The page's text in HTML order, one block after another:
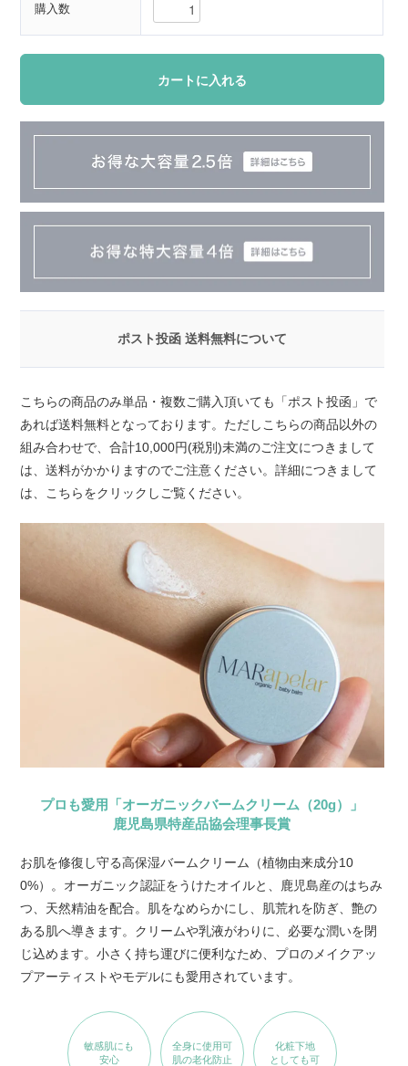
購入数
ポスト投函 送料無料について
こちらの商品のみ単品・複数ご購入頂いても「ポスト投函」で
あれば送料無料となっております。ただしこちらの商品以外の
組み合わせで、合計10,000円(税別)未満のご注文につきまして
は、送料がかかりますのでご注意ください。 詳細につきまして
は、こちらをクリックしご覧ください。
プロも愛用「オーガニックバームクリーム（20g）」
鹿児島県特産品協会理事長賞
お肌を修復し守る高保湿バームクリーム（植物由来成分10
0%）。オーガニック認証をうけたオイルと、鹿児島産のはちみ
つ、天然精油を配合。肌をなめらかにし、肌荒れを防ぎ、艶の
ある肌へ導きます。クリームや乳液がわりに、必要な潤いを閉
じ込めます。小さく持ち運びに便利なため、プロのメイクアッ
プアーティストやモデルにも愛用されています。
敏感肌にも
安心
全身に使用可
肌の老化防止
化粧下地
としても可